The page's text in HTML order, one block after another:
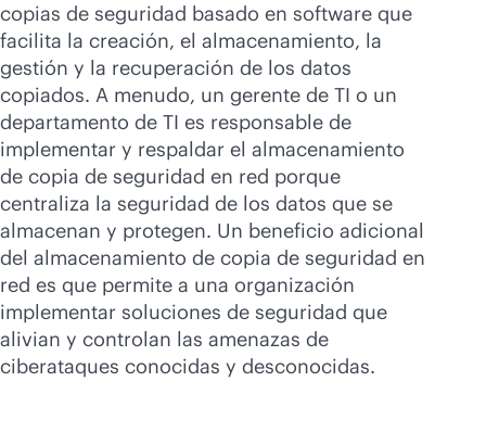
copias de seguridad basado en software que
facilita la creación, el almacenamiento, la
gestión y la recuperación de los datos
copiados. A menudo, un gerente de TI o un
departamento de TI es responsable de
implementar y respaldar el almacenamiento
de copia de seguridad en red porque
centraliza la seguridad de los datos que se
almacenan y protegen. Un beneficio adicional
del almacenamiento de copia de seguridad en
red es que permite a una organización
implementar soluciones de seguridad que
alivian y controlan las amenazas de
ciberataques conocidas y desconocidas.